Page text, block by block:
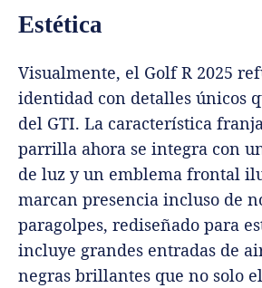
Estética
Visualmente, el Golf R 2025
identidad con detalles únicos
del GTI. La característica
parrilla ahora se integra con
de luz y un emblema frontal
marcan presencia incluso de
paragolpes, rediseñado para
incluye grandes entradas de
negras brillantes que no solo